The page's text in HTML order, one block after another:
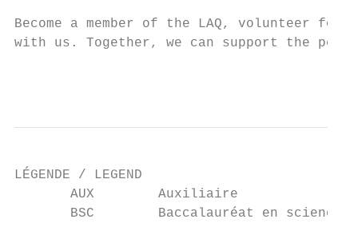
Become a member of the LAQ, volunteer for
with us. Together, we can support the
LÉGENDE / LEGEND
       AUX        Auxiliaire
BSC        Baccalauréat en